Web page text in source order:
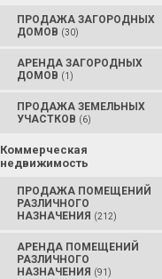
ПРОДАЖА ЗАГОРОДНЫХ
ДОМОВ (30)
АРЕНДА ЗАГОРОДНЫХ
ДОМОВ (1)
ПРОДАЖА ЗЕМЕЛЬНЫХ
УЧАСТКОВ (6)
Коммерческая
недвижимость
ПРОДАЖА ПОМЕЩЕНИЙ
РАЗЛИЧНОГО
НАЗНАЧЕНИЯ (212)
АРЕНДА ПОМЕЩЕНИЙ
РАЗЛИЧНОГО
НАЗНАЧЕНИЯ (91)